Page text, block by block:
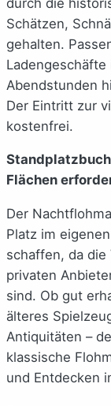
Schätzen,
gehalten.
Abendstunden
Der Eintritt zur
kostenfrei.
Flächen
Der
Platz im
schaffen, da die
privaten
sind. Ob gut
älteres
Antiquitäten –
klassische
und Entdecken